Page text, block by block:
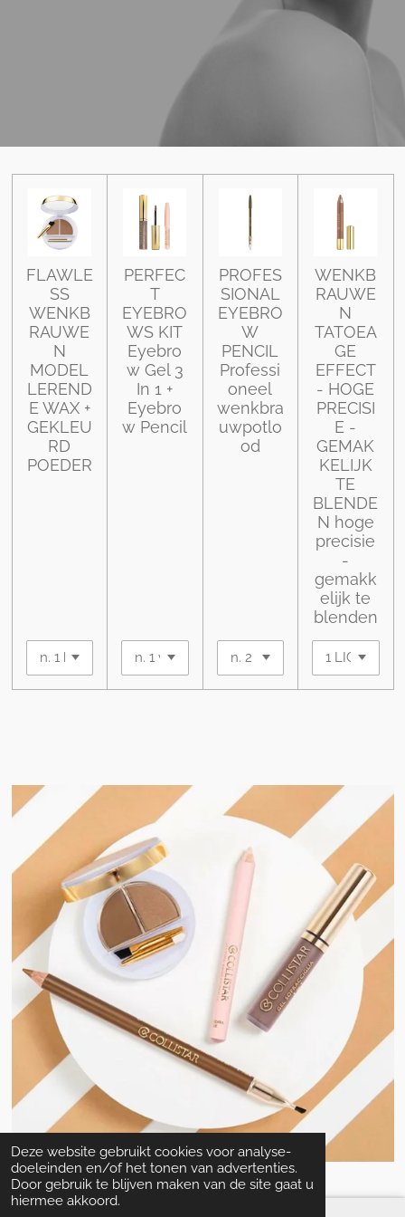
Deze website gebruikt cookies voor analyse-
doeleinden en/of het tonen van advertenties.
Door gebruik te blijven maken van de site gaat u
hiermee akkoord.
FLAWLE
SS
WENKB
RAUWE
N
MODEL
LEREND
E WAX +
GEKLEU
RD
POEDER
PERFEC
T
EYEBRO
WS KIT
Eyebro
w Gel 3
In 1 +
Eyebro
w Pencil
PROFES
SIONAL
EYEBRO
W
PENCIL
Professi
oneel
wenkbra
uwpotlo
od
WENKB
RAUWE
N
TATOEA
GE
EFFECT
- HOGE
PRECISI
E -
GEMAK
KELIJK
TE
BLENDE
N hoge
precisie
-
gemakk
elijk te
blenden